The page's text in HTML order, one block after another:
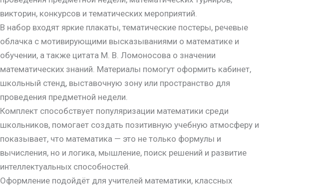
викторин, конкурсов и тематических мероприятий.
В набор входят яркие плакаты, тематические постеры, речевые
облачка с мотивирующими высказываниями о математике и
обучении, а также цитата М. В. Ломоносова о значении
математических знаний. Материалы помогут оформить кабинет,
школьный стенд, выставочную зону или пространство для
проведения предметной недели.
Комплект способствует популяризации математики среди
школьников, помогает создать позитивную учебную атмосферу и
показывает, что математика — это не только формулы и
вычисления, но и логика, мышление, поиск решений и развитие
интеллектуальных способностей.
Оформление подойдёт для учителей математики, классных